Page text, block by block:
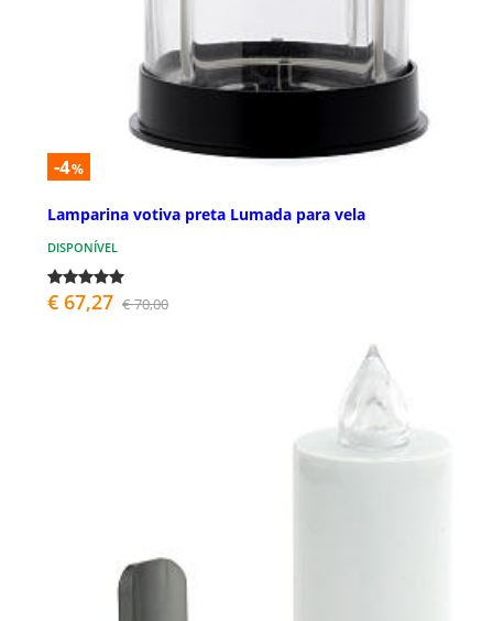
-4%
Lamparina votiva preta Lumada para vela
DISPONÍVEL
€ 67,27 € 70,00